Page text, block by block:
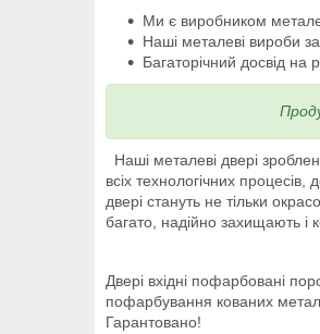
Ми є виробником
Наші металеві вироби
Багаторічний досвід на
Наші металеві двері
всіх технологічних
двері стануть не тільки
багато, надійно захищають і
Двері вхідні пофарбовані
пофарбування кованих
Гарантовано!